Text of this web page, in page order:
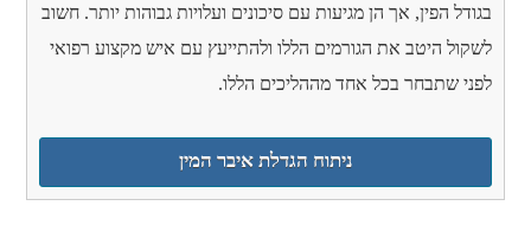
בגודל הפין, אך הן מגיעות עם סיכונים ועלויות גבוהות יותר. חשוב
לשקול היטב את הגורמים הללו ולהתייעץ עם איש מקצוע רפואי
לפני שתבחר בכל אחד מההליכים הללו.
ניתוח הגדלת איבר המין